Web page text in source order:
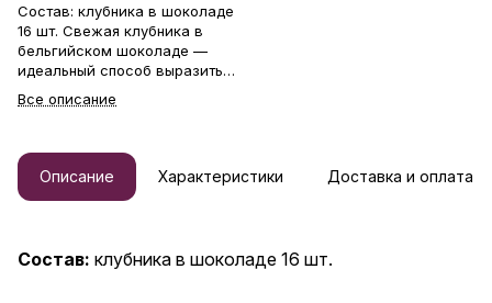
Состав: клубника в шоколаде
16 шт. Свежая клубника в
бельгийском шоколаде —
идеальный способ выразить
годовщине, 8 Марта, 14
учителя, Дню бабушки и
дедушки или просто в знак
внимания и заботы. Фирменная
шоколаде — отличный подарок
Все описание
Описание Характеристики Доставка и оплата
Состав: клубника в шоколаде 16 шт.